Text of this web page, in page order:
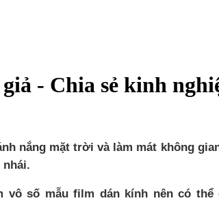
- Chia sẻ kinh
nắng mặt trời và làm mát không
số mẫu film dán kính nên có